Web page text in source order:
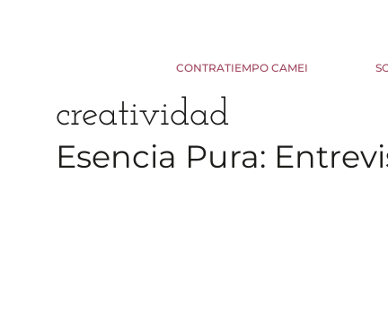
CONTRATIEMPO CAMEI
creatividad
Esencia Pura: